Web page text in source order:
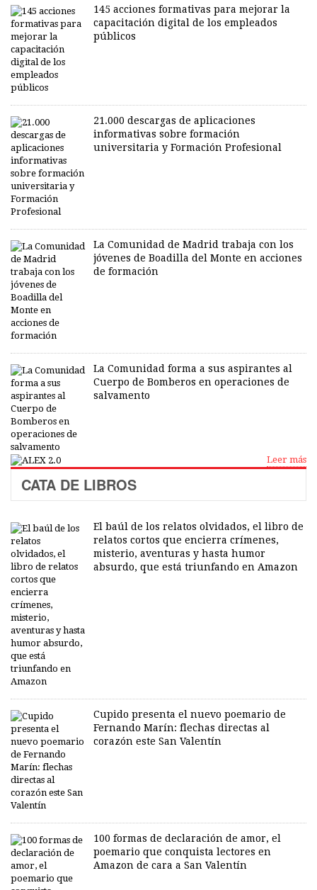
145 acciones formativas para mejorar la
capacitación digital de los empleados
públicos
21.000 descargas de aplicaciones
informativas sobre formación
universitaria y Formación Profesional
La Comunidad de Madrid trabaja con los
jóvenes de Boadilla del Monte en acciones
de formación
La Comunidad forma a sus aspirantes al
Cuerpo de Bomberos en operaciones de
salvamento
Leer más
CATA DE LIBROS
El baúl de los relatos olvidados, el libro de
relatos cortos que encierra crímenes,
misterio, aventuras y hasta humor
absurdo, que está triunfando en Amazon
Cupido presenta el nuevo poemario de
Fernando Marín: flechas directas al
corazón este San Valentín
100 formas de declaración de amor, el
poemario que conquista lectores en
Amazon de cara a San Valentín